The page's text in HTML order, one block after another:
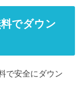
でダウン
で安全にダウン